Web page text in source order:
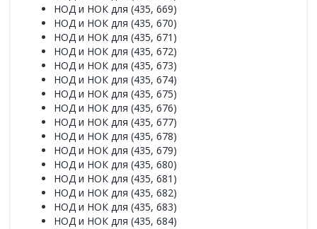
НОД и НОК для (435, 669)
НОД и НОК для (435, 670)
НОД и НОК для (435, 671)
НОД и НОК для (435, 672)
НОД и НОК для (435, 673)
НОД и НОК для (435, 674)
НОД и НОК для (435, 675)
НОД и НОК для (435, 676)
НОД и НОК для (435, 677)
НОД и НОК для (435, 678)
НОД и НОК для (435, 679)
НОД и НОК для (435, 680)
НОД и НОК для (435, 681)
НОД и НОК для (435, 682)
НОД и НОК для (435, 683)
НОД и НОК для (435, 684)